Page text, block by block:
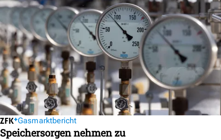
Gasmarktbericht
Speichersorgen nehmen zu